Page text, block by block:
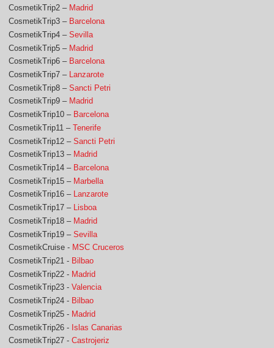
CosmetikTrip2 – Madrid
CosmetikTrip3 – Barcelona
CosmetikTrip4 –Sevilla
CosmetikTrip5 – Madrid
CosmetikTrip6 – Barcelona
CosmetikTrip7 –
Lanzarote
CosmetikTrip8 –Sancti Petri
CosmetikTrip9 – Madrid
CosmetikTrip10 – Barcelona
CosmetikTrip11 –Tenerife
CosmetikTrip12 –Sancti Petri
CosmetikTrip13 – Madrid
CosmetikTrip14 – Barcelona
CosmetikTrip15 – Marbella
CosmetikTrip16 – Lanzarote
CosmetikTrip17 – Lisboa
CosmetikTrip18 – Madrid
CosmetikTrip19 –Sevilla
CosmetikCruise - MSC Cruceros
CosmetikTrip21 - Bilbao
CosmetikTrip22 - Madrid
CosmetikTrip23 -Valencia
CosmetikTrip24 - Bilbao
CosmetikTrip25 - Madrid
CosmetikTrip26 - Islas Canarias
CosmetikTrip27 -Castrojeriz